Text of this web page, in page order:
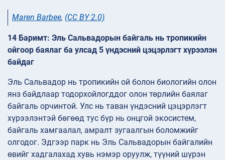
Maren Barbee, (CC BY 2.0)
14 Баримт: Эль Сальвадорын байгаль нь тропикийн
ойгоор баялаг ба улсад 5 үндэсний цэцэрлэгт хүрээлэн
байдаг
Эль Сальвадор нь тропикийн ой болон биологийн олон
янз байдлаар тодорхойлогддог олон төрлийн баялаг
байгаль орчинтой. Улс нь таван үндэсний цэцэрлэгт
хүрээлэнтэй бөгөөд тус бүр нь онцгой экосистем,
байгаль хамгаалал, амралт зугаалгын боломжийг
олгодог. Эдгээр парк нь Эль Сальвадорын байгалийн
өвийг хадгалахад хувь нэмэр оруулж, түүний шүрэн